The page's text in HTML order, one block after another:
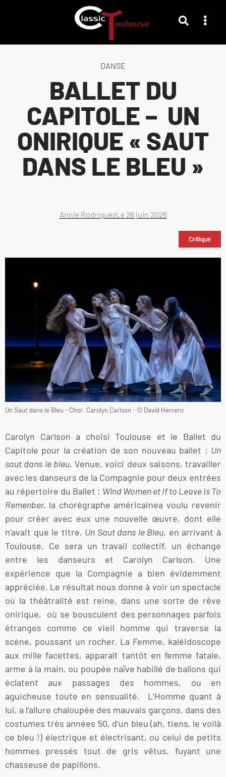
DANSE
BALLET DU
CAPITOLE – UN
ONIRIQUE « SAUT
DANS LE BLEU »
Annie RodriguezLe 26 juin 2026
Critique
Un Saut dans le Bleu - Chor. Carolyn Carlson - © David Herrero
Carolyn Carlson a choisi Toulouse et le Ballet du
Capitole pour la création de son nouveau ballet : Un
saut dans le bleu. Venue, voici deux saisons, travailler
avec les danseurs de la Compagnie pour deux entrées
au répertoire du Ballet : Wind Women et If to Leave Is To
Remenber, la chorégraphe américainea voulu revenir
pour créer avec eux une nouvelle œuvre, dont elle
n’avait que le titre, Un Saut dans le Bleu, en arrivant à
Toulouse. Ce sera un travail collectif, un échange
entre les danseurs et Carolyn Carlson. Une
expérience que la Compagnie a bien évidemment
appréciée. Le résultat nous donne à voir un spectacle
où la théâtralité est reine, dans une sorte de rêve
onirique, où se bousculent des personnages parfois
étranges comme ce vieil homme qui traverse la
scène, poussant un rocher. La Femme, kaléidoscope
aux mille facettes, apparaît tantôt en femme fatale,
arme à la main, ou poupée naïve habillé de ballons qui
éclatent aux passages des hommes, ou en
aguicheuse toute en sensualité. L’Homme quant à
lui, a l’allure chaloupée des mauvais garçons, dans des
costumes très années 50, d’un bleu (ah, tiens, le voilà
ce bleu !) électrique et électrisant, ou celui de petits
hommes pressés tout de gris vêtus, fuyant une
chasseuse de papillons.